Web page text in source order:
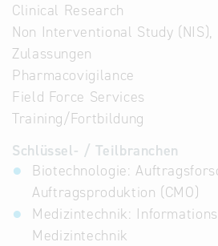
Clinical Research
Non Interventional Study
Zulassungen
Pharmacovigilance
Field Force Services
Training/Fortbildung
Schlüssel- / Teilbranchen
Biotechnologie:
Auftragsproduktion (CMO)
Medizintechnik:
Medizintechnik